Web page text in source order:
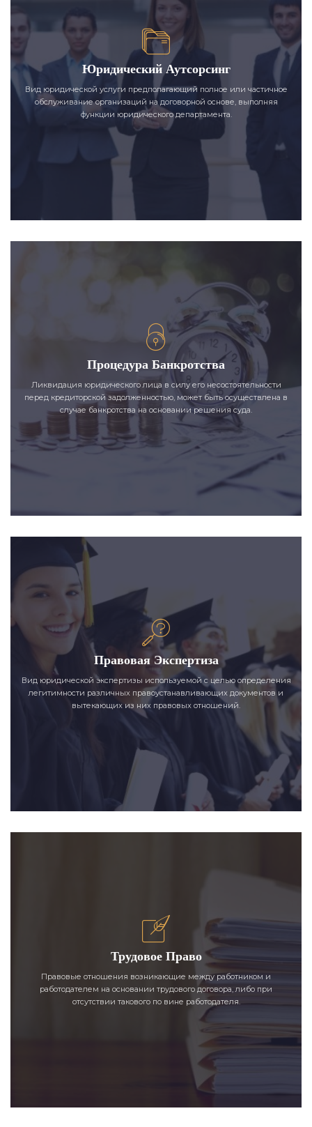
Юридический Аутсорсинг
Вид юридической услуги предполагающий полное или частичное
обслуживание организаций на договорной основе, выполняя
функции юридического департамента.
Процедура Банкротства
Ликвидация юридического лица в силу его несостоятельности
перед кредиторской задолженностью, может быть осуществлена в
случае банкротства на основании решения суда.
Правовая Экспертиза
Вид юридической экспертизы используемой с целью определения
легитимности различных правоустанавливающих документов и
вытекающих из них правовых отношений.
Трудовое Право
Правовые отношения возникающие между работником и
работодателем на основании трудового договора, либо при
отсутствии такового по вине работодателя.